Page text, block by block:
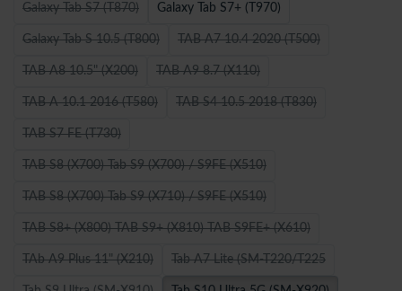
Galaxy Tab S7 (T870) Galaxy Tab S7+ (T970)
Galaxy Tab S 10.5 (T800) TAB A7 10.4 2020 (T500)
TAB A8 10.5" (X200) TAB A9 8.7 (X110)
TAB A 10.1 2016 (T580) TAB S4 10.5 2018 (T830)
TAB S7 FE (T730)
TAB S8 (X700) Tab S9 (X700) / S9FE (X510)
TAB S8 (X700) Tab S9 (X710) / S9FE (X510)
TAB S8+ (X800) TAB S9+ (X810) TAB S9FE+ (X610)
TAb A9 Plus 11" (X210) Tab A7 Lite (SM-T220/T225